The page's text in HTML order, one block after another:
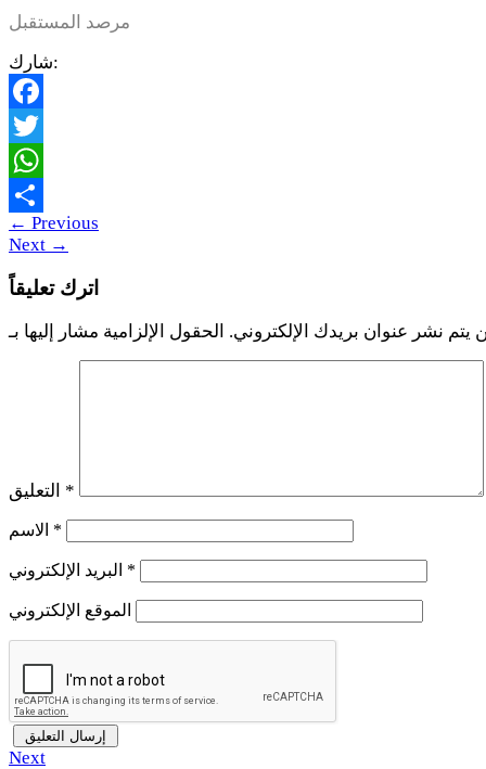
مرصد المستقبل
شارك:
Facebook
Twitter
WhatsApp
Share
← Previous
Next →
اترك تعليقاً
يتم نشر عنوان بريدك الإلكتروني.
*
*
*
الموقع الإلكتروني
Next